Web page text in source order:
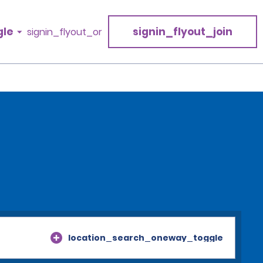
signin_flyout_or signin_flyout_join
location_search_oneway_toggle